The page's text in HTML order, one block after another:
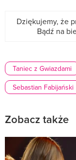
Dziękujemy, że
Bądź na
Taniec z Gwiazdami
Sebastian Fabijański
Zobacz także